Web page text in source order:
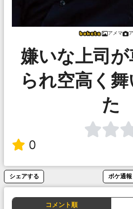
アメマ
嫌いな上司
られ空高く
た
0
シェアする ボケ通報
コメント順